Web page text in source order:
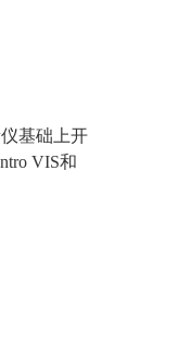
基础上开
VIS和